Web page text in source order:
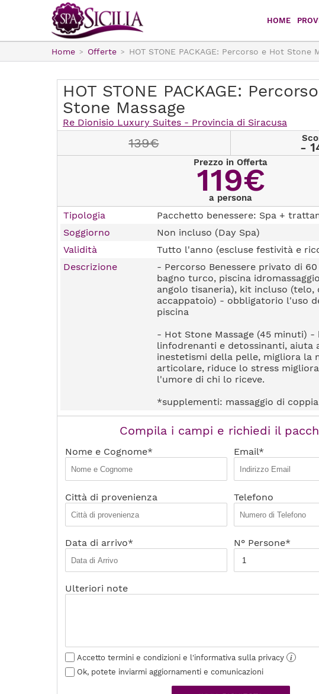
HOME
Home Offerte HOT STONE PACKAGE: Percorso e Hot Stone
HOT STONE PACKAGE:
Stone Massage
Re Dionisio Luxury Suites - Provincia di Siracusa
139€ -
Prezzo in Offerta
119€
a persona
Tipologia
Pacchetto benessere: Spa +
Soggiorno
Non incluso (Day Spa)
Validità
Tutto l'anno (escluse festività e
Descrizione
- Percorso Benessere privato di
bagno turco, piscina
angolo tisaneria), kit incluso (telo,
accappatoio) - obbligatorio l'uso
piscina
- Hot Stone Massage (45 minuti) -
linfodrenanti e detossinanti, aiuta
inestetismi della pelle, migliora la
articolare, riduce lo stress
l'umore di chi lo riceve.
*supplementi: massaggio di coppia
Compila i campi e richiedi il
Nome e Cognome* Email*
Città di provenienza Telefono
Data di arrivo* N° Persone*
Ulteriori note
Accetto termini e condizioni e l'informativa sulla privacy
i
Ok, potete inviarmi aggiornamenti e comunicazioni